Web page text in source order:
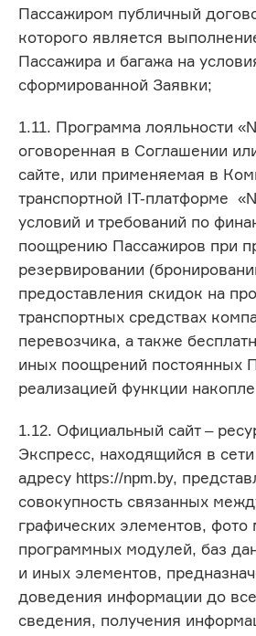
Пассажиром публичный
которого является
Пассажира и багажа на
сформированной Заявки;
1.11. Программа лояльности
оговоренная в Соглашении
сайте, или применяемая в
транспортной IT-платформе
условий и требований по
поощрению Пассажиров при
резервировании
предоставления скидок на
транспортных средствах
перевозчика, а также
иных поощрений постоянных
реализацией функции
1.12. Официальный сайт –
Экспресс, находящийся в
адресу https://npm.by,
совокупность связанных
графических элементов, фото
программных модулей, баз
и иных элементов,
доведения информации до
сведения, получения